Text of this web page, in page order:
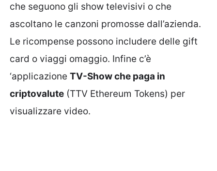
che seguono gli show televisivi o che
ascoltano le canzoni promosse dall’azienda.
Le ricompense possono includere delle gift
card o viaggi omaggio. Infine c’è
‘applicazione TV-Show che paga in
criptovalute (TTV Ethereum Tokens) per
visualizzare video.